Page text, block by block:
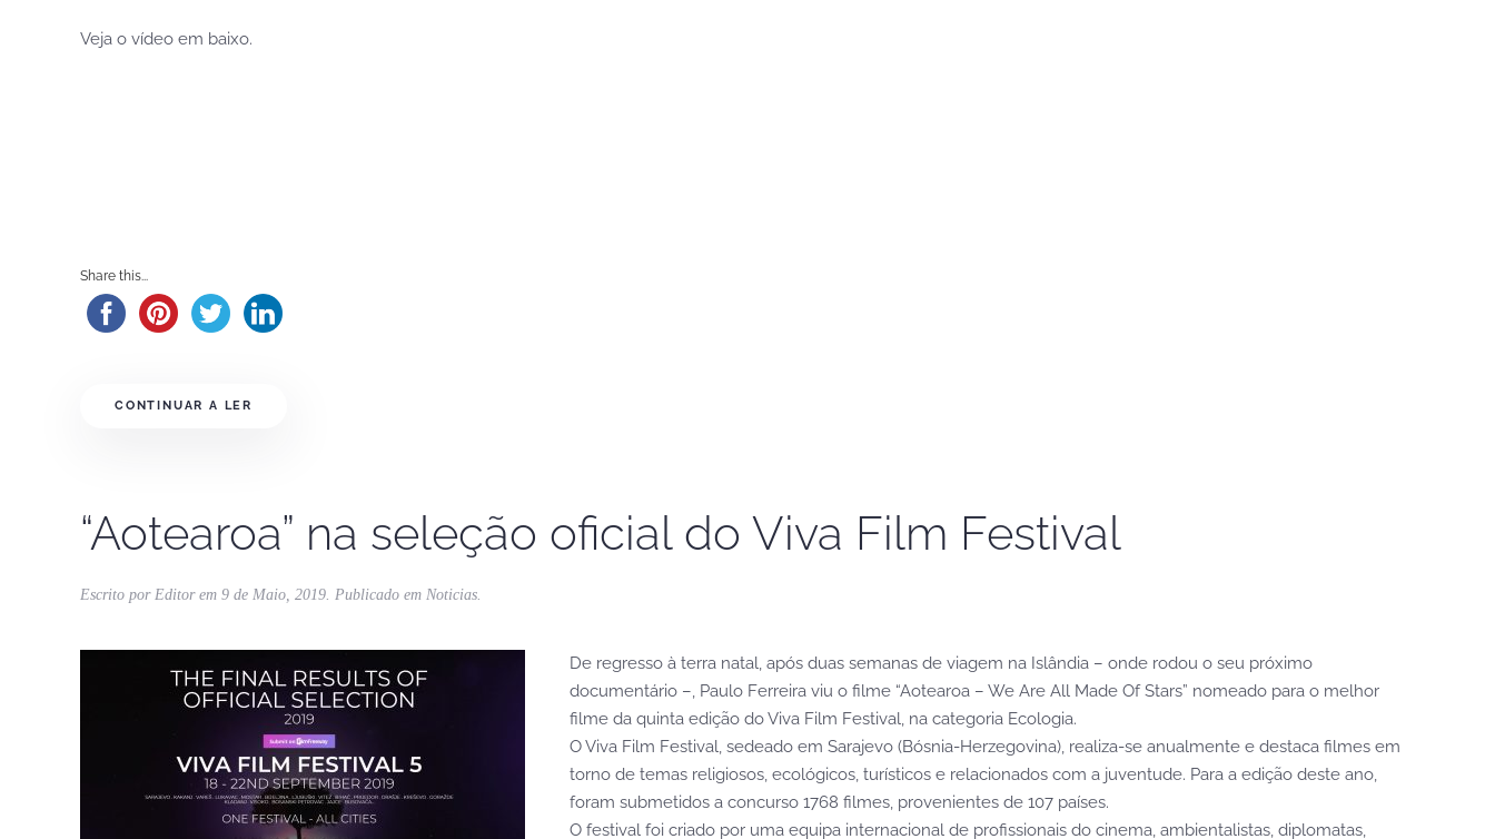
Veja o vídeo em baixo.
Share this...
CONTINUAR A LER
“Aotearoa” na seleção oficial do Viva Film Festival
Escrito por Editorem 9 de Maio, 2019. Publicado em Noticias.
De regresso à terra natal, após duas semanas de viagem na Islândia – onde rodou o seu próximo
documentário –, Paulo Ferreira viu o filme “Aotearoa – We Are All Made Of Stars” nomeado para o melhor
filme da quinta edição do Viva Film Festival, na categoria Ecologia.
O Viva Film Festival, sedeado em Sarajevo (Bósnia-Herzegovina), realiza-se anualmente e destaca filmes em
torno de temas religiosos, ecológicos, turísticos e relacionados com a juventude. Para a edição deste ano,
foram submetidos a concurso 1768 filmes, provenientes de 107 países.
O festival foi criado por uma equipa internacional de profissionais do cinema, ambientalistas, diplomatas,